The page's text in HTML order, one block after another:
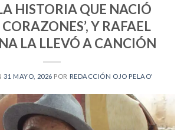
HISTORIA QUE NACIÓ
CORAZONES’, Y RAFAEL
LA LLEVÓ A CANCIÓN
31 MAYO, 2026 POR REDACCIÓN OJO PELAO'